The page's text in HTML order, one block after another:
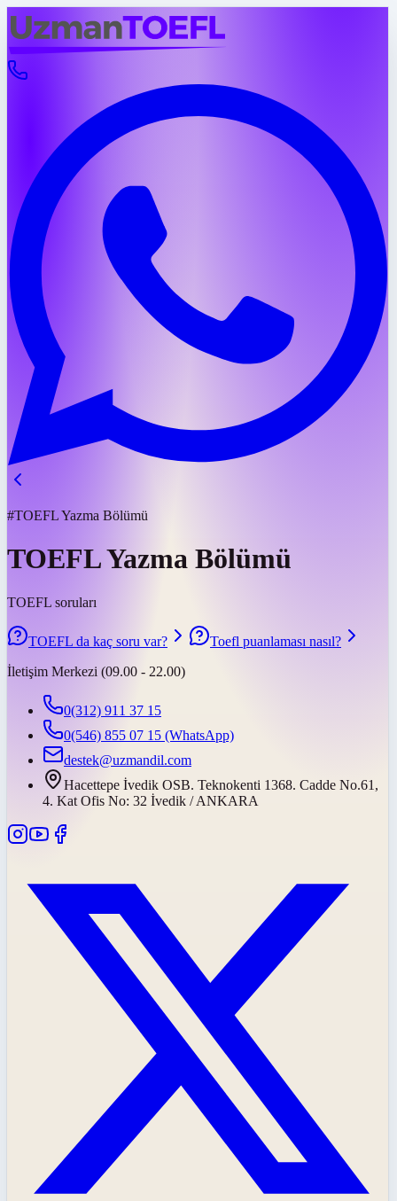
#TOEFL Yazma Bölümü
TOEFL Yazma Bölümü
TOEFL soruları
TOEFL da kaç soru var?
Toefl puanlaması nasıl?
İletişim Merkezi (09.00 - 22.00)
0(312) 911 37 15
0(546) 855 07 15 (WhatsApp)
destek@uzmandil.com
Hacettepe İvedik OSB. Teknokenti 1368. Cadde No.61,
4. Kat Ofis No: 32 İvedik / ANKARA